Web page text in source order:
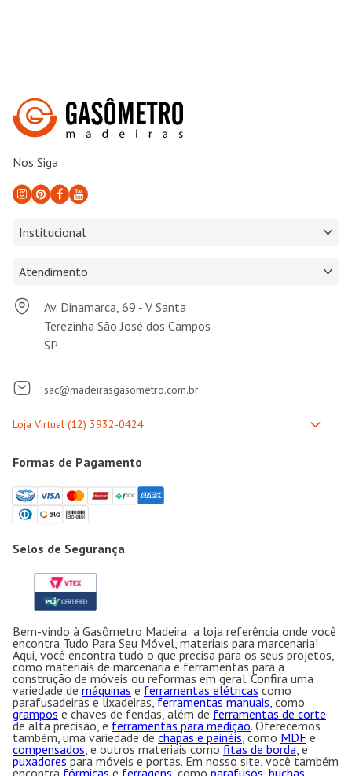
Nos Siga
Institucional
Atendimento
Av. Dinamarca, 69 - V. Santa
Terezinha São José dos Campos -
SP
sac@madeirasgasometro.com.br
Formas de Pagamento
Selos de Segurança
Bem-vindo à Gasômetro Madeira: a loja referência onde você
encontra Tudo Para Seu Móvel, materiais para marcenaria!
Aqui, você encontra tudo o que precisa para os seus projetos,
como materiais de marcenaria e ferramentas para a
construção de móveis ou reformas em geral. Confira uma
variedade de máquinas e ferramentas elétricas como
parafusadeiras e lixadeiras, ferramentas manuais, como
grampos e chaves de fendas, além de ferramentas de corte
de alta precisão, e ferramentas para medição. Oferecemos
também, uma variedade de chapas e painéis, como MDF e
compensados, e outros materiais como fitas de borda, e
puxadores para móveis e portas. Em nosso site, você também
encontra fórmicas e ferragens , como parafusos, buchas